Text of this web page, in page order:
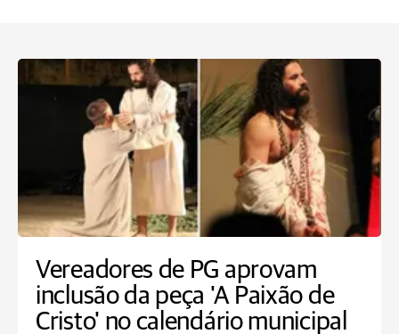
Vereadores de PG aprovam
inclusão da peça 'A Paixão de
Cristo' no calendário municipal